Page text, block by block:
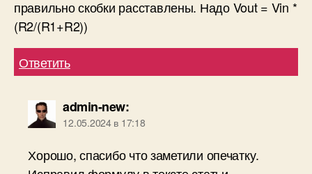
правильно скобки расставлены. Надо Vout = Vin *
(R2/(R1+R2))
Ответить
admin-new:
12.05.2024 в 17:18
Хорошо, спасибо что заметили опечатку.